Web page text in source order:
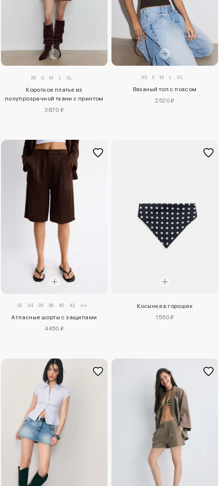
XS S M L XL
Короткое платье из
полупрозрачной ткани с принтом
3870 ₽
XS S M L XL
Вязаный топ с поясом
2520 ₽
32 34 36 38 40 42 44
Атласные шорты с защипами
4450 ₽
Косынка в горошек
1550 ₽